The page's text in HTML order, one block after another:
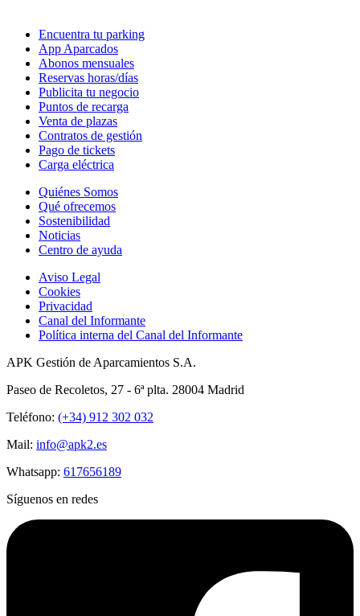
Encuentra tu parking
App Aparcados
Abonos mensuales
Reservas horas/días
Publicita tu negocio
Puntos de recarga
Venta de plazas
Contratos de gestión
Pago de tickets
Carga eléctrica
Quiénes Somos
Qué ofrecemos
Sostenibilidad
Noticias
Centro de ayuda
Aviso Legal
Cookies
Privacidad
Canal del Informante
Política interna del Canal del Informante
APK Gestión de Aparcamientos S.A.
Paseo de Recoletos, 27 - 6ª plta. 28004 Madrid
Teléfono: (+34) 912 302 032
Mail: info@apk2.es
Whatsapp: 617656189
Síguenos en redes